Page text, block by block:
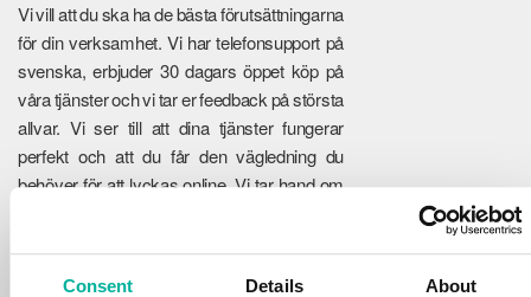
Consent Details About
Vi vill att du ska ha de bästa förutsättningarna
för din verksamhet. Vi har telefonsupport på
svenska, erbjuder 30 dagars öppet köp på
våra tjänster och vi tar er feedback på största
allvar. Vi ser till att dina tjänster fungerar
perfekt och att du får den vägledning du
behöver för att lyckas online. Vi tar hand om